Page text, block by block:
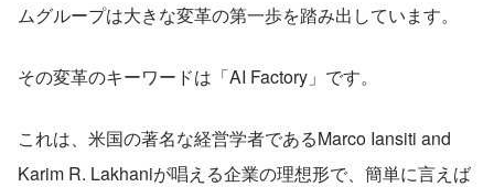
ムグループは大きな変革の第一歩を踏み出しています。
その変革のキーワードは「AI Factory」です。
これは、米国の著名な経営学者であるMarco Iansiti and
Karim R. Lakhaniが唱える企業の理想形で、簡単に言えば